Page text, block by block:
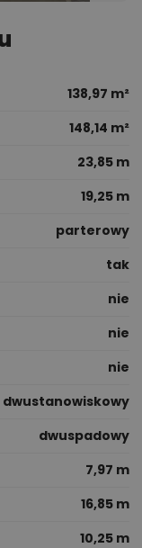
138,97 m²
148,14 m²
23,85 m
19,25 m
parterowy
tak
nie
nie
nie
dwustanowiskowy
dwuspadowy
7,97 m
16,85 m
10,25 m